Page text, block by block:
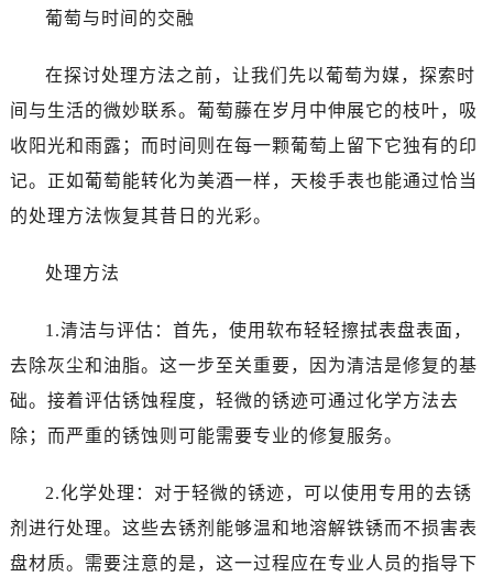
葡萄与时间的交融
在探讨处理方法之前，让我们先以葡萄为媒，探索时
间与生活的微妙联系。葡萄藤在岁月中伸展它的枝叶，吸
收阳光和雨露；而时间则在每一颗葡萄上留下它独有的印
记。正如葡萄能转化为美酒一样，天梭手表也能通过恰当
的处理方法恢复其昔日的光彩。
处理方法
1.清洁与评估：首先，使用软布轻轻擦拭表盘表面，
去除灰尘和油脂。这一步至关重要，因为清洁是修复的基
础。接着评估锈蚀程度，轻微的锈迹可通过化学方法去
除；而严重的锈蚀则可能需要专业的修复服务。
2.化学处理：对于轻微的锈迹，可以使用专用的去锈
剂进行处理。这些去锈剂能够温和地溶解铁锈而不损害表
盘材质。需要注意的是，这一过程应在专业人员的指导下